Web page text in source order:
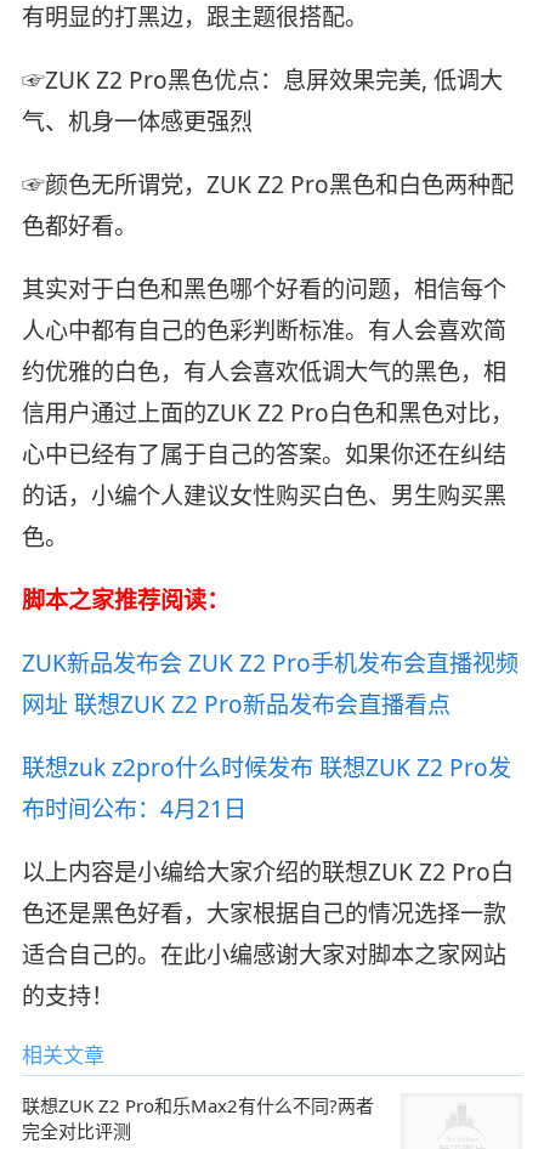
有明显的打黑边，跟主题很搭配。
☞ZUK Z2 Pro黑色优点：息屏效果完美, 低调大
气、机身一体感更强烈
☞颜色无所谓党，ZUK Z2 Pro黑色和白色两种配
色都好看。
其实对于白色和黑色哪个好看的问题，相信每个
人心中都有自己的色彩判断标准。有人会喜欢简
约优雅的白色，有人会喜欢低调大气的黑色，相
信用户通过上面的ZUK Z2 Pro白色和黑色对比，
心中已经有了属于自己的答案。如果你还在纠结
的话，小编个人建议女性购买白色、男生购买黑
色。
脚本之家推荐阅读：
ZUK新品发布会 ZUK Z2 Pro手机发布会直播视频
网址 联想ZUK Z2 Pro新品发布会直播看点
联想zuk z2pro什么时候发布 联想ZUK Z2 Pro发
布时间公布：4月21日
以上内容是小编给大家介绍的联想ZUK Z2 Pro白
色还是黑色好看，大家根据自己的情况选择一款
适合自己的。在此小编感谢大家对脚本之家网站
的支持！
相关文章
联想ZUK Z2 Pro和乐Max2有什么不同?两者
完全对比评测